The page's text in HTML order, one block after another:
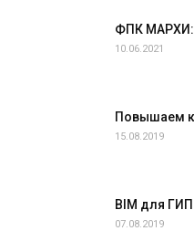
ФПК МАРХИ:
10.06.2021
Повышаем
15.08.2019
BIM для
07.08.2019